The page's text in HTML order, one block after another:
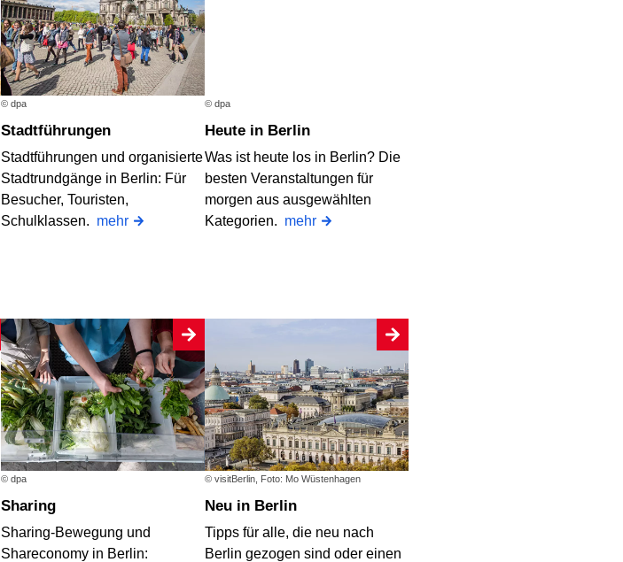
© dpa
Stadtführungen
Stadtführungen und organisierte
Stadtrundgänge in Berlin: Für
Besucher, Touristen,
Schulklassen. mehr
© dpa
Heute in Berlin
Was ist heute los in Berlin? Die
besten Veranstaltungen für
morgen aus ausgewählten
Kategorien. mehr
© dpa
Sharing
Sharing-Bewegung und
Shareconomy in Berlin:
© visitBerlin, Foto: Mo Wüstenhagen
Neu in Berlin
Tipps für alle, die neu nach
Berlin gezogen sind oder einen